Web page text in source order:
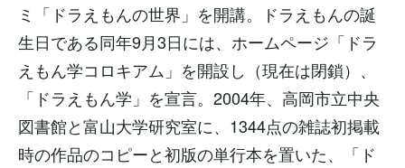
ミ「ドラえもんの世界」を開講。ドラえもんの誕
生日である同年9月3日には、ホームページ「ドラ
えもん学コロキアム」を開設し（現在は閉鎖）、
「ドラえもん学」を宣言。2004年、高岡市立中央
図書館と富山大学研究室に、1344点の雑誌初掲載
時の作品のコピーと初版の単行本を置いた、「ド